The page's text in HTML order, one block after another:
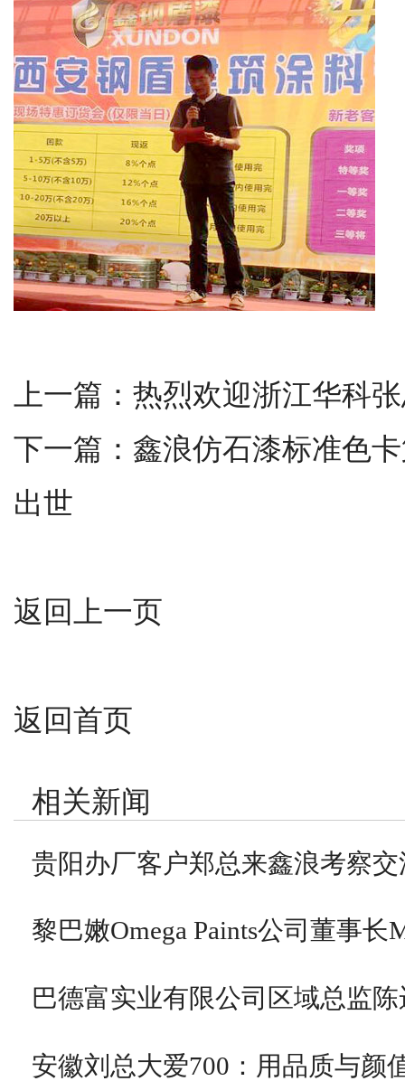
上一篇： 热烈欢迎浙江华科
下一篇： 鑫浪仿石漆标准色
出世
返回上一页
返回首页
相关新闻
贵阳办厂客户郑总来鑫浪考察
黎巴嫩Omega Paints公司董事
巴德富实业有限公司区域总监
安徽刘总大爱700：用品质与颜